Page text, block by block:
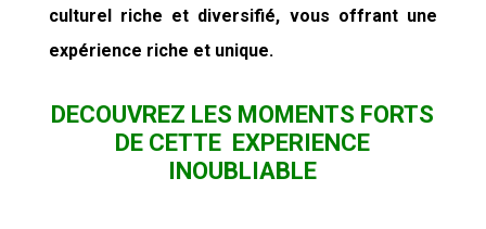
culturel riche et diversifié, vous offrant une
expérience riche et unique.
DECOUVREZ LES MOMENTS FORTS
DE CETTE EXPERIENCE
INOUBLIABLE